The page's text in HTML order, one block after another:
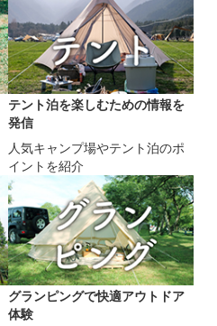
テント泊を楽しむための情報を
発信
人気キャンプ場やテント泊のポ
イントを紹介
グランピングで快適アウトドア
体験